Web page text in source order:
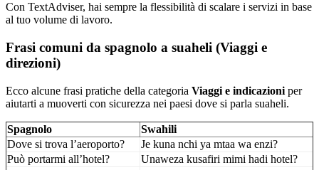
Con TextAdviser, hai sempre la flessibilità di scalare i servizi in base
al tuo volume di lavoro.
Frasi comuni da spagnolo a suaheli (Viaggi e
direzioni)
Ecco alcune frasi pratiche della categoria Viaggi e indicazioni per
aiutarti a muoverti con sicurezza nei paesi dove si parla suaheli.
Spagnolo
Swahili
Dove si trova l’aeroporto?
Je kuna nchi ya mtaa wa enzi?
Può portarmi all’hotel?
Unaweza kusafiri mimi hadi hotel?